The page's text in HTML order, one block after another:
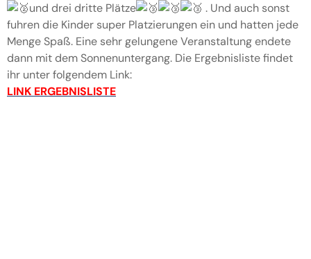
und drei dritte Plätze
. Und auch sonst
fuhren die Kinder super Platzierungen ein und hatten jede
Menge Spaß. Eine sehr gelungene Veranstaltung endete
dann mit dem Sonnenuntergang. Die Ergebnisliste findet
ihr unter folgendem Link:
LINK ERGEBNISLISTE